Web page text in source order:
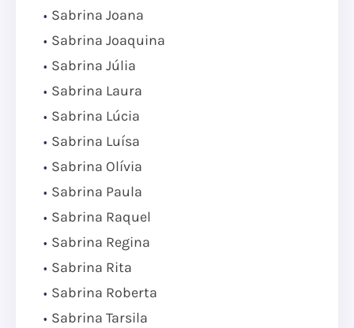
Sabrina Joana
Sabrina Joaquina
Sabrina Júlia
Sabrina Laura
Sabrina Lúcia
Sabrina Luísa
Sabrina Olívia
Sabrina Paula
Sabrina Raquel
Sabrina Regina
Sabrina Rita
Sabrina Roberta
Sabrina Tarsila